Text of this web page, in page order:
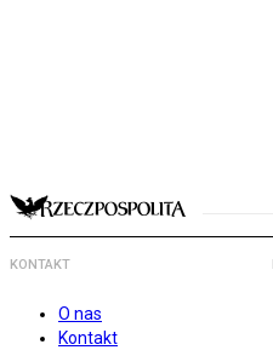
KONTAKT
O nas
Kontakt